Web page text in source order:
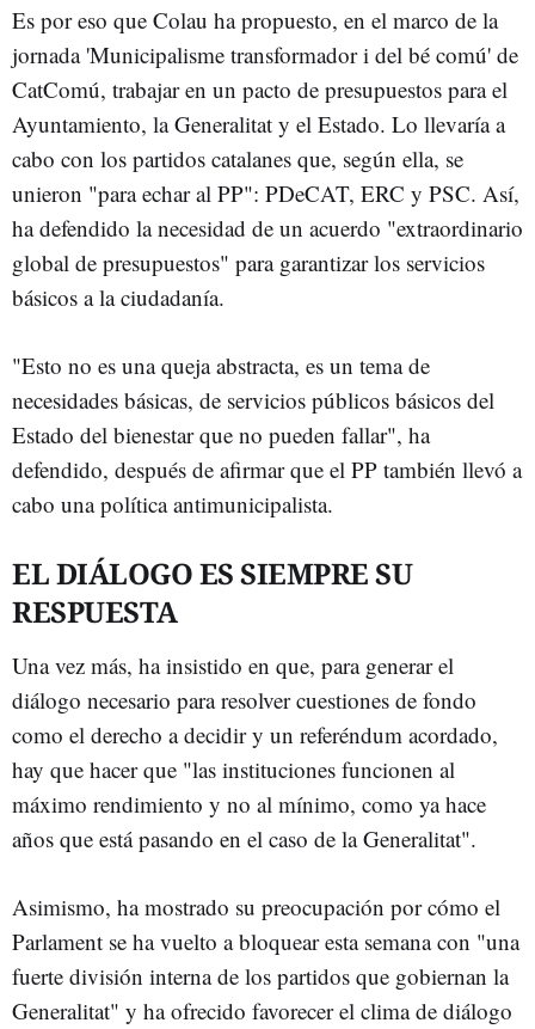
Es por eso que Colau ha propuesto, en el marco de la
jornada 'Municipalisme transformador i del bé comú' de
CatComú, trabajar en un pacto de presupuestos para el
Ayuntamiento, la Generalitat y el Estado. Lo llevaría a
cabo con los partidos catalanes que, según ella, se
unieron "para echar al PP": PDeCAT, ERC y PSC. Así,
ha defendido la necesidad de un acuerdo "extraordinario
global de presupuestos" para garantizar los servicios
básicos a la ciudadanía.
"Esto no es una queja abstracta, es un tema de
necesidades básicas, de servicios públicos básicos del
Estado del bienestar que no pueden fallar", ha
defendido, después de afirmar que el PP también llevó a
cabo una política antimunicipalista.
EL DIÁLOGO ES SIEMPRE SU
RESPUESTA
Una vez más, ha insistido en que, para generar el
diálogo necesario para resolver cuestiones de fondo
como el derecho a decidir y un referéndum acordado,
hay que hacer que "las instituciones funcionen al
máximo rendimiento y no al mínimo, como ya hace
años que está pasando en el caso de la Generalitat".
Asimismo, ha mostrado su preocupación por cómo el
Parlament se ha vuelto a bloquear esta semana con "una
fuerte división interna de los partidos que gobiernan la
Generalitat" y ha ofrecido favorecer el clima de diálogo